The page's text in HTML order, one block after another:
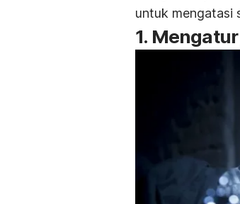
untuk mengatasi
1.